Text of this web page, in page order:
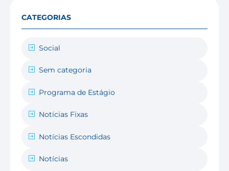
CATEGORIAS
Social
Sem categoria
Programa de Estágio
Notícias Fixas
Notícias Escondidas
Notícias